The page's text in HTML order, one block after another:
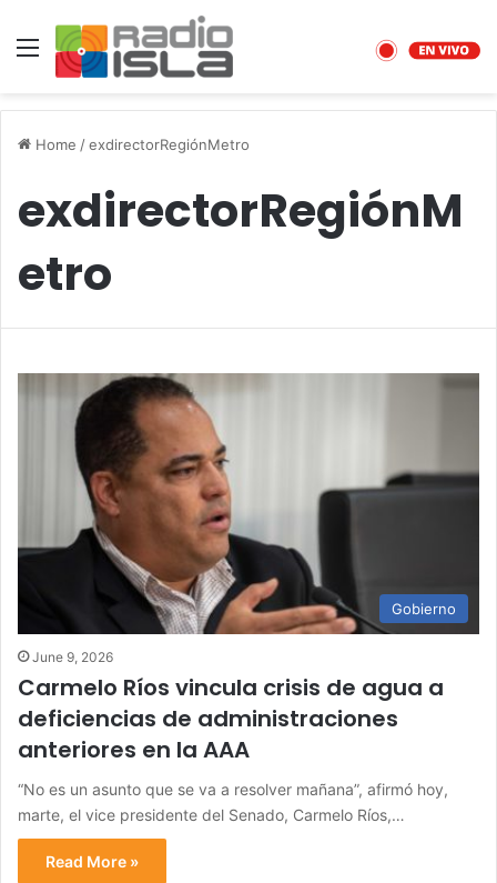
Menu
Home /exdirectorRegiónMetro
exdirectorRegiónM
etro
Gobierno
June 9, 2026
Carmelo Ríos vincula crisis de agua a
deficiencias de administraciones
anteriores en la AAA
“No es un asunto que se va a resolver mañana”, afirmó hoy,
marte, el vice presidente del Senado, Carmelo Ríos,…
Read More »